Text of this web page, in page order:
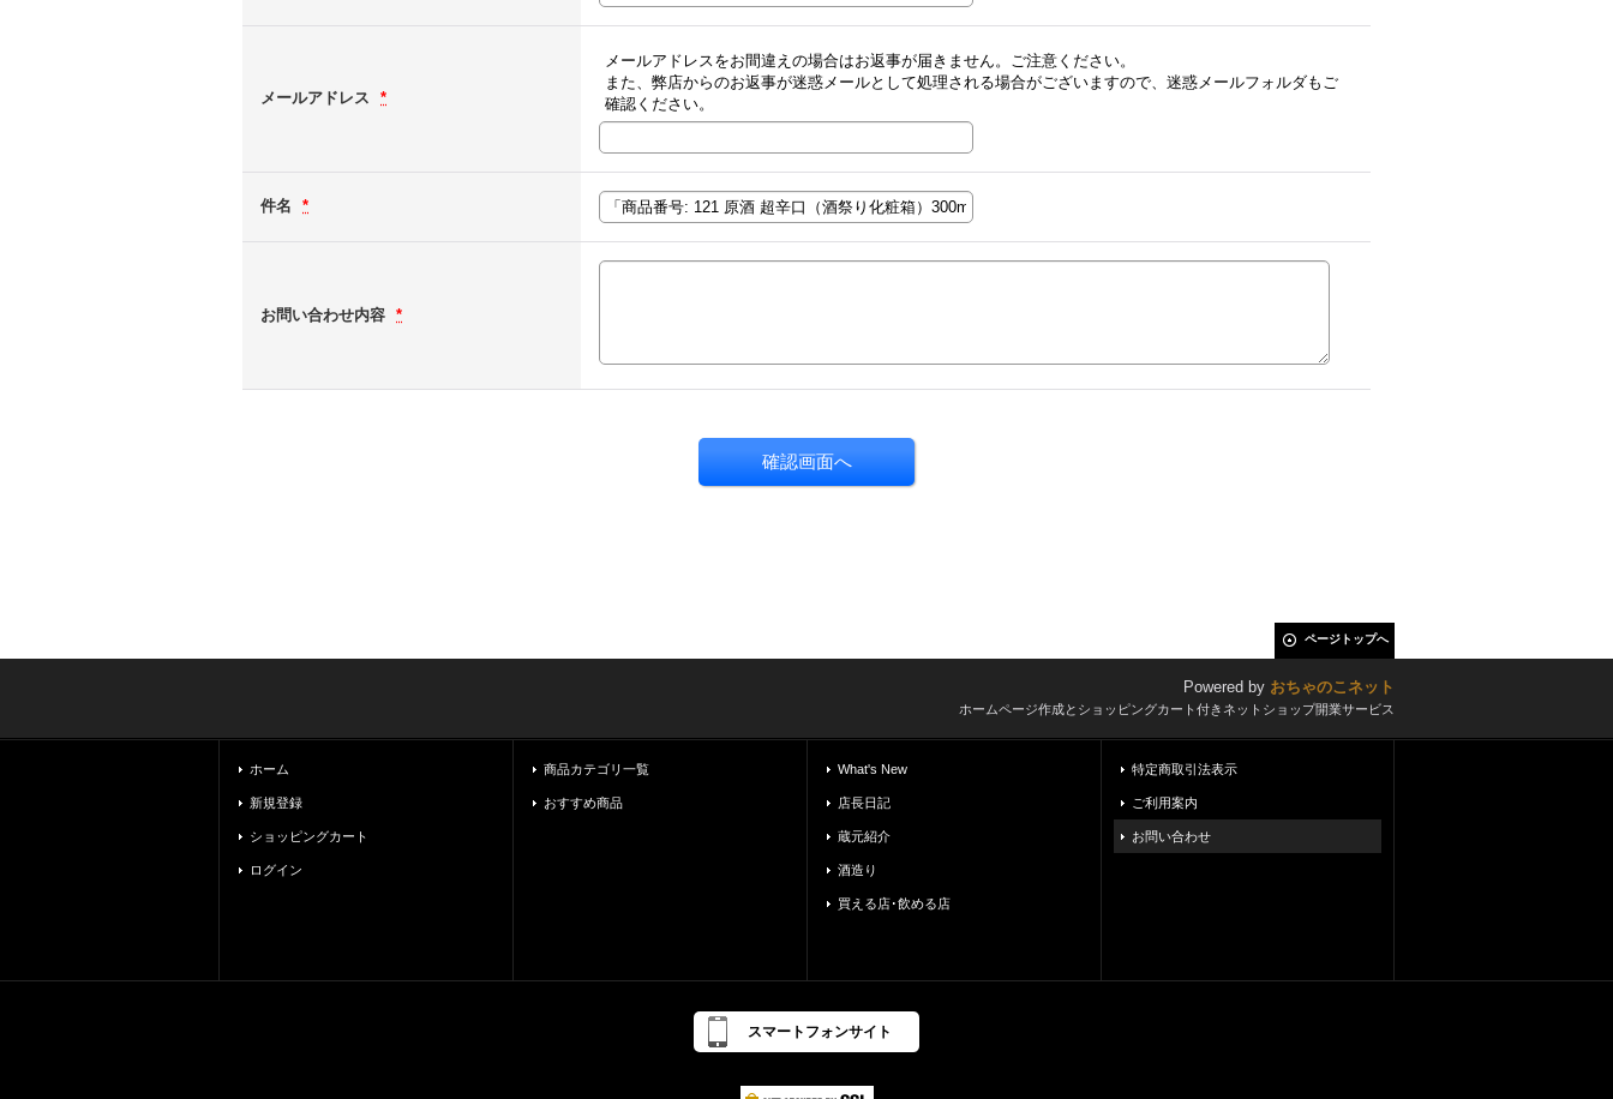
メールアドレス *
メールアドレスをお間違えの場合はお返事が届きません。ご注意ください。
また、弊店からのお返事が迷惑メールとして処理される場合がございますので、迷惑メールフォルダもご
確認ください。
件名 *
お問い合わせ内容 *
ページトップへ
Powered by おちゃのこネット
ホームページ作成とショッピングカート付きネットショップ開業サービス
ホーム
新規登録
ショッピングカート
ログイン
商品カテゴリ一覧
おすすめ商品
What's New
店長日記
蔵元紹介
酒造り
買える店･飲める店
特定商取引法表示
ご利用案内
お問い合わせ
スマートフォンサイト